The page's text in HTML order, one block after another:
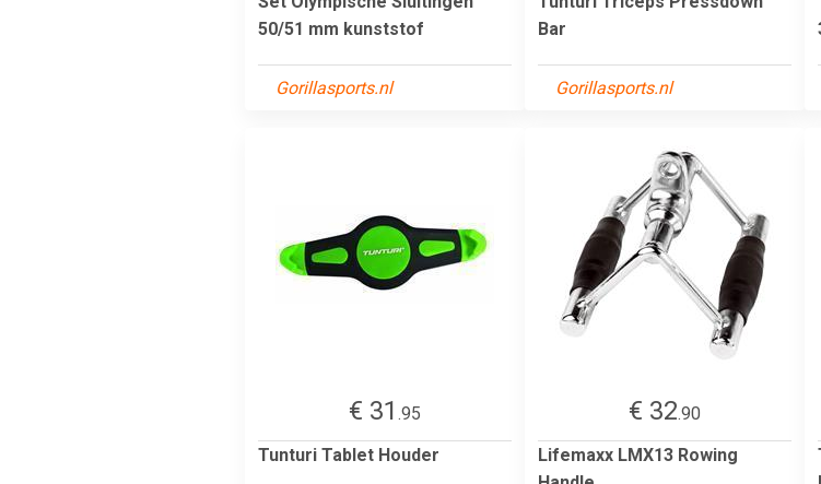
50/51 mm kunststof
Gorillasports.nl
Bar
Gorillasports.nl
€ 31 .95
Tunturi Tablet Houder
€ 32.90
Lifemaxx LMX13 Rowing